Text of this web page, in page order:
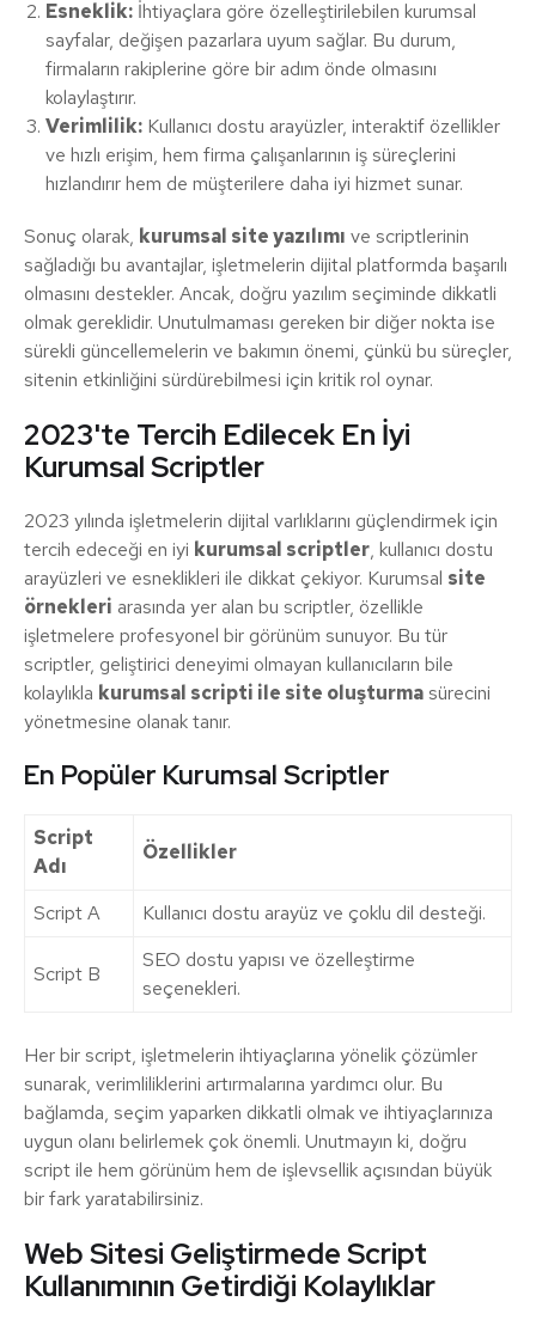
Esneklik: İhtiyaçlara göre özelleştirilebilen kurumsal
sayfalar, değişen pazarlara uyum sağlar. Bu durum,
firmaların rakiplerine göre bir adım önde olmasını
kolaylaştırır.
Verimlilik: Kullanıcı dostu arayüzler, interaktif özellikler
ve hızlı erişim, hem firma çalışanlarının iş süreçlerini
hızlandırır hem de müşterilere daha iyi hizmet sunar.
Sonuç olarak, kurumsal site yazılımı ve scriptlerinin
sağladığı bu avantajlar, işletmelerin dijital platformda başarılı
olmasını destekler. Ancak, doğru yazılım seçiminde dikkatli
olmak gereklidir. Unutulmaması gereken bir diğer nokta ise
sürekli güncellemelerin ve bakımın önemi, çünkü bu süreçler,
sitenin etkinliğini sürdürebilmesi için kritik rol oynar.
2023'te Tercih Edilecek En İyi
Kurumsal Scriptler
2023 yılında işletmelerin dijital varlıklarını güçlendirmek için
tercih edeceği en iyi kurumsal scriptler, kullanıcı dostu
arayüzleri ve esneklikleri ile dikkat çekiyor. Kurumsal site
örnekleri arasında yer alan bu scriptler, özellikle
işletmelere profesyonel bir görünüm sunuyor. Bu tür
scriptler, geliştirici deneyimi olmayan kullanıcıların bile
kolaylıkla kurumsal scripti ile site oluşturma sürecini
yönetmesine olanak tanır.
En Popüler Kurumsal Scriptler
Script
Adı
Özellikler
Script A Kullanıcı dostu arayüz ve çoklu dil desteği.
Script B
SEO dostu yapısı ve özelleştirme
seçenekleri.
Her bir script, işletmelerin ihtiyaçlarına yönelik çözümler
sunarak, verimliliklerini artırmalarına yardımcı olur. Bu
bağlamda, seçim yaparken dikkatli olmak ve ihtiyaçlarınıza
uygun olanı belirlemek çok önemli. Unutmayın ki, doğru
script ile hem görünüm hem de işlevsellik açısından büyük
bir fark yaratabilirsiniz.
Web Sitesi Geliştirmede Script
Kullanımının Getirdiği Kolaylıklar